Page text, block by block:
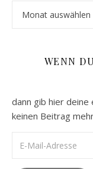
WENN
dann gib hier
keinen Beitrag